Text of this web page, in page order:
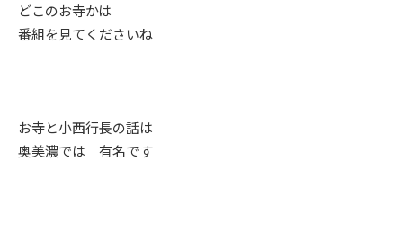
どこのお寺かは
番組を見てくださいね
お寺と小西行長の話は
奥美濃では 有名です